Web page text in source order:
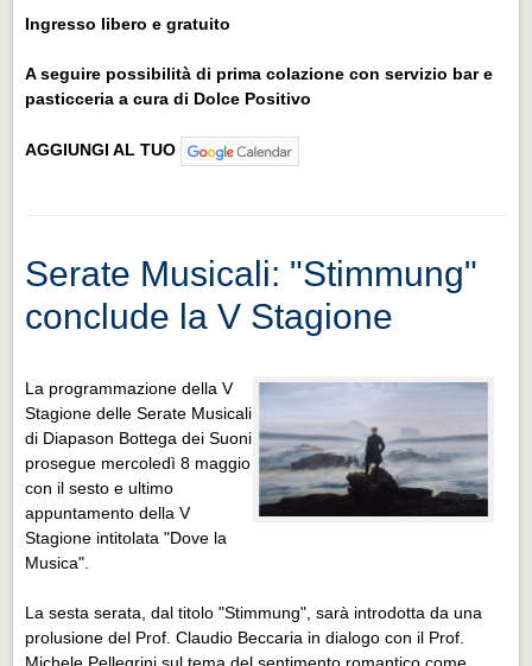
Ingresso libero e gratuito
A seguire possibilità di prima colazione con servizio bar e
pasticceria a cura di Dolce Positivo
AGGIUNGI AL TUO
Serate Musicali: "Stimmung"
conclude la V Stagione
La programmazione della V
Stagione delle Serate Musicali
di Diapason Bottega dei Suoni
prosegue mercoledì 8 maggio
con il sesto e ultimo
appuntamento della V
Stagione intitolata "Dove la
Musica".
La sesta serata, dal titolo "Stimmung", sarà introdotta da una
prolusione del Prof. Claudio Beccaria in dialogo con il Prof.